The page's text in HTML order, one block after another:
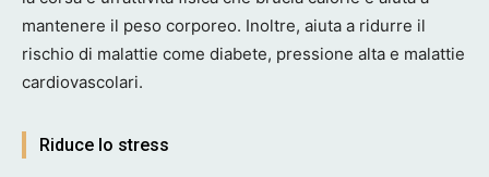
mantenere il peso corporeo. Inoltre, aiuta a ridurre il
rischio di malattie come diabete, pressione alta e malattie
cardiovascolari.
Riduce lo stress